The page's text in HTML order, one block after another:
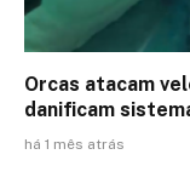
Orcas atacam
danificam
há 1 mês atrás